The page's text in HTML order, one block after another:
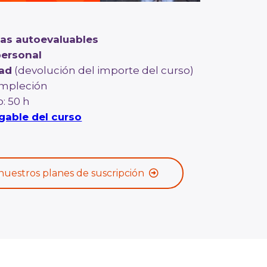
autoevaluables
(devolución del importe del curso)
50 h
del curso
planes de suscripción